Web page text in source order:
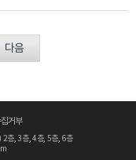
다음
거부
2층, 3층, 4층, 5층, 6층